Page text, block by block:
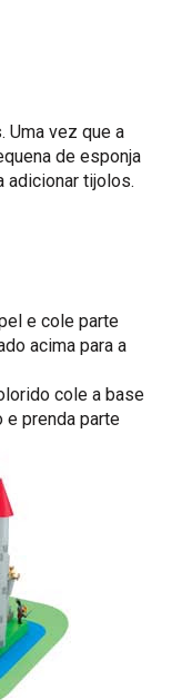
Uma vez que a
de esponja
adicionar tijolos.
e cole parte
acima para a
cole a base
e prenda parte